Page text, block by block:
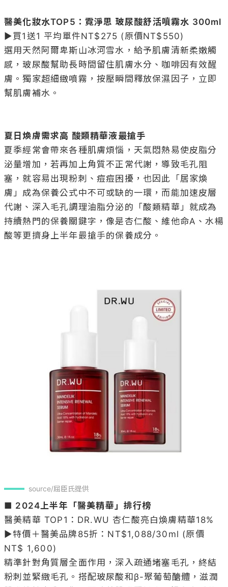
醫美化妝水TOP5：霓淨思 玻尿酸舒活噴霧水 300ml
▶買1送1 平均單件NT$275 (原價NT$550)
選用天然阿爾卑斯山冰河雪水，給予肌膚清新柔嫩觸
感，玻尿酸幫助長時間留住肌膚水分、咖啡因有效醒
膚。獨家超細緻噴霧，按壓瞬間釋放保濕因子，立即
幫肌膚補水。
夏日煥膚需求高 酸類精華液最搶手
夏季經常會帶來各種肌膚煩惱，天氣悶熱易使皮脂分
泌量增加，若再加上角質不正常代謝，導致毛孔阻
塞，就容易出現粉刺、痘痘困擾，也因此「居家煥
膚」成為保養公式中不可或缺的一環，而能加速皮層
代謝、深入毛孔調理油脂分泌的「酸類精華」就成為
持續熱門的保養關鍵字，像是杏仁酸、維他命A、水楊
酸等更擠身上半年最搶手的保養成分。
source/屈臣氏提供
■ 2024上半年「醫美精華」排行榜
醫美精華 TOP1：DR.WU 杏仁酸亮白煥膚精華18%
▶特價＋醫美品牌85折：NT$1,088/30ml (原價
NT$ 1,600)
精準針對角質層全面作用，深入疏通堵塞毛孔，終結
粉刺並緊緻毛孔。搭配玻尿酸和β-聚葡萄醣體，滋潤